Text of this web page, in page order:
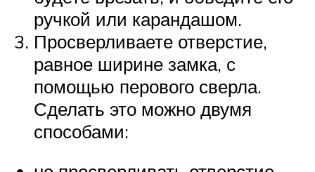
ручкой или карандашом.
Просверливаете отверстие,
равное ширине замка, с
помощью перового сверла.
Сделать это можно двумя
способами: